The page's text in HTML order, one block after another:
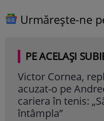
Urmărește-ne
PE ACELAȘI
Victor Cornea,
acuzat-o pe
cariera în tenis:
întâmpla”